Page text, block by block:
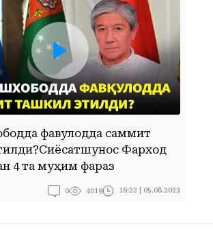
НЕГА АШХОБОДДА ФАВҚУЛОДДА САММИТ ТАШКИЛ ЭТИЛДИ?СИЁСАТШУНОС ФАРХОД ТОЛИПОВДАН 4 ТА МУҲИМ ФАРАЗ
фавқулодда саммит
Фарход
4 та муҳим фараз
0 4019 16:22 | 05.08.2023